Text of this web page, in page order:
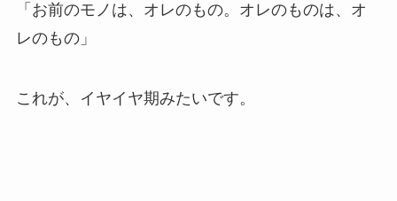
「お前のモノは、オレのもの。オレのものは、オ
レのもの」
これが、イヤイヤ期みたいです。